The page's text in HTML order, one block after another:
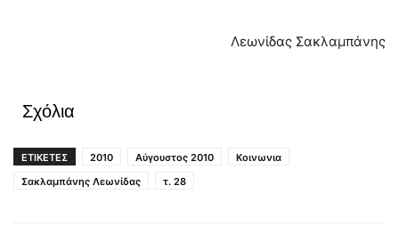
Λεωνίδας Σακλαμπάνης
Σχόλια
ΕΤΙΚΕΤΕΣ 2010 Αύγουστος 2010
Κοινωνια
Σακλαμπάνης Λεωνίδας
τ. 28